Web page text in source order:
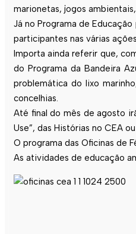
marionetas, jogos
Já no Programa de
participantes nas várias
Importa ainda referir que,
do Programa da Bandeira
problemática do lixo
concelhias.
Até final do mês de agosto
Use”, das Histórias no CEA
O programa das Oficinas de
As atividades de educação